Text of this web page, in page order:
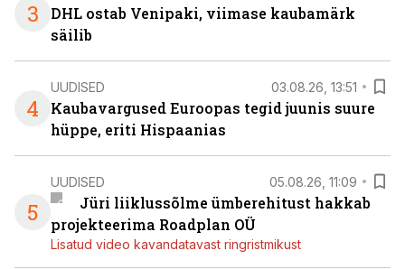
3
DHL ostab Venipaki, viimase kaubamärk
säilib
4
UUDISED 03.08.26, 13:51
Kaubavargused Euroopas tegid juunis suure
hüppe, eriti Hispaanias
5
UUDISED 05.08.26, 11:09
Jüri liiklussõlme ümberehitust hakkab
projekteerima Roadplan OÜ
Lisatud video kavandatavast ringristmikust